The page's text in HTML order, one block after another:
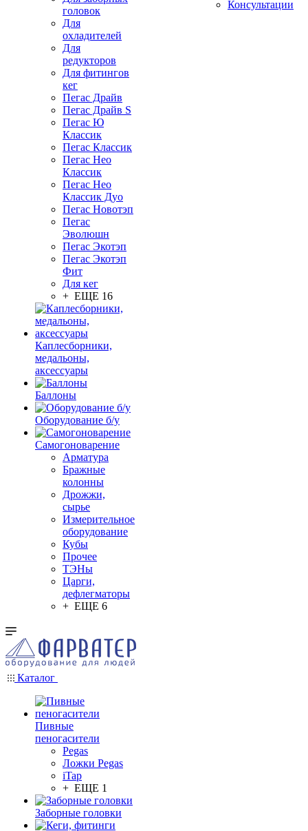
головок
Для
охладителей
Для
редукторов
Для фитингов
кег
Пегас Драйв
Пегас Драйв S
Пегас Ю
Классик
Пегас Классик
Пегас Нео
Классик
Пегас Нео
Классик Дуо
Пегас Новотэп
Пегас
Эволюшн
Пегас Экотэп
Пегас Экотэп
Фит
Для кег
+ ЕЩЕ 16
Каплесборники,
медальоны,
аксессуары
Баллоны
Оборудование б/у
Самогоноварение
Арматура
Бражные
колонны
Дрожжи,
сырье
Измерительное
оборудование
Кубы
Прочее
ТЭНы
Царги,
дефлегматоры
+ ЕЩЕ 6
Консультации
Каталог
Пивные
пеногасители
Pegas
Ложки Pegas
iTap
+ ЕЩЕ 1
Заборные головки